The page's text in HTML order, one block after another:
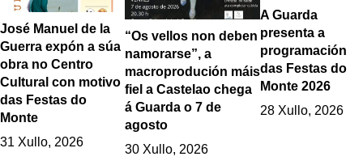
José Manuel de la
Guerra expón a súa
obra no Centro
Cultural con motivo
das Festas do
Monte
31 Xullo, 2026
“Os vellos non deben
namorarse”, a
macroprodución máis
fiel a Castelao chega
á Guarda o 7 de
agosto
30 Xullo, 2026
A Guarda
presenta a
programación
das Festas do
Monte 2026
28 Xullo, 2026